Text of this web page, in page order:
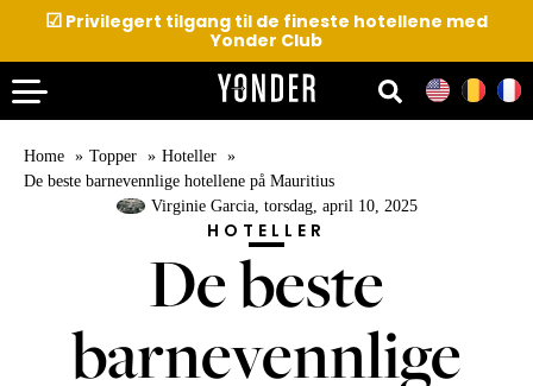
☑ Privilegert tilgang til de fineste hotellene med
Yonder Club
Home Topper
Hoteller
De beste barnevennlige hotellene på Mauritius
Virginie Garcia, torsdag, april 10, 2025
HOTELLER
De beste
barnevennlige